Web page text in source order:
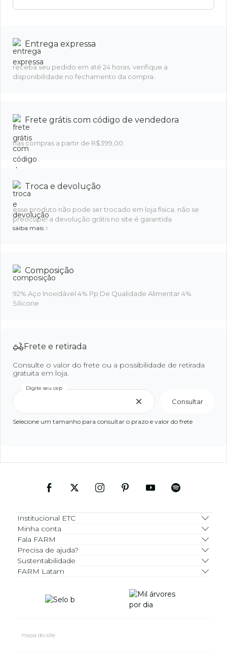
Entrega expressa
receba seu pedido em até 24 horas. verifique a
disponibilidade no fechamento da compra.
Frete grátis com código de vendedora
nas compras a partir de R$399,00.
Troca e devolução
esse produto não pode ser trocado em loja física. não se
preocupe! a devolução grátis no site é garantida
saiba mais
Composição
92% Aço Inoxidável 4% Pp De Qualidade Alimentar 4%
Silicone
Frete e retirada
Consulte o valor do frete ou a possibilidade de retirada
gratuita em loja.
Digite seu cep
Consultar
Selecione um tamanho para consultar o prazo e valor do frete
Institucional ETC
Minha conta
Fala FARM
Precisa de ajuda?
Sustentabilidade
FARM Latam
mapa do site